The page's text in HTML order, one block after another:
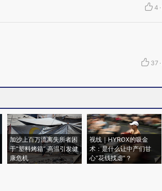
4 ·
37 ·
加沙上百万流离失所者困
于“塑料烤箱” 高温引发健
康危机
视线｜HYROX的吸金
术：是什么让中产们甘
心“花钱找虐”？